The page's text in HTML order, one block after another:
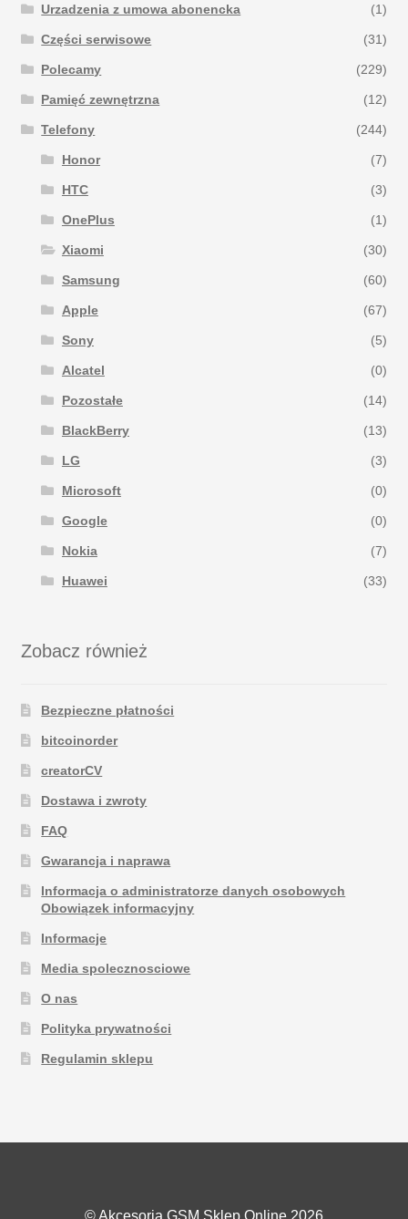
Urzadzenia z umowa abonencka (1)
Części serwisowe (31)
Polecamy (229)
Pamięć zewnętrzna (12)
Telefony (244)
Honor (7)
HTC (3)
OnePlus (1)
Xiaomi (30)
Samsung (60)
Apple (67)
Sony (5)
Alcatel (0)
Pozostałe (14)
BlackBerry (13)
LG (3)
Microsoft (0)
Google (0)
Nokia (7)
Huawei (33)
Zobacz również
Bezpieczne płatności
bitcoinorder
creatorCV
Dostawa i zwroty
FAQ
Gwarancja i naprawa
Informacja o administratorze danych osobowych
Obowiązek informacyjny
Informacje
Media spolecznosciowe
O nas
Polityka prywatności
Regulamin sklepu